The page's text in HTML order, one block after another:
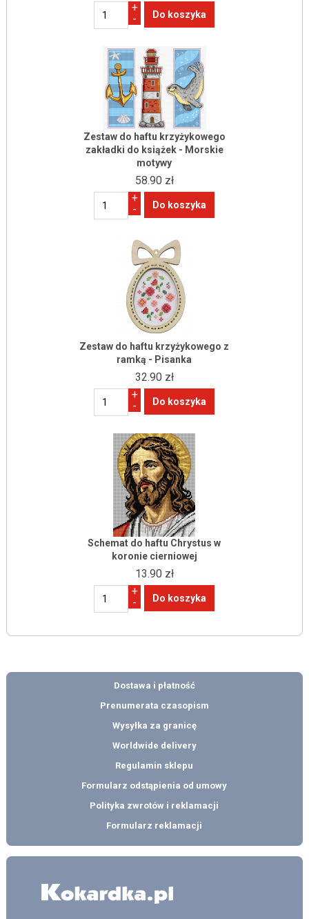
+
-
Zestaw do haftu krzyżykowego
zakładki do książek - Morskie
motywy
58.90 zł
+
-
Zestaw do haftu krzyżykowego z
ramką - Pisanka
32.90 zł
+
-
Schemat do haftu Chrystus w
koronie cierniowej
13.90 zł
+
-
Dostawa i płatność
Prenumerata czasopism
Wysyłka za granicę
Worldwide delivery
Regulamin sklepu
Formularz odstąpienia od umowy
Polityka zwrotów i reklamacji
Formularz reklamacji